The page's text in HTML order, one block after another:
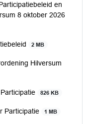
en
8 oktober 2026
2 MB
Hilversum
826 KB
Participatie 1 MB